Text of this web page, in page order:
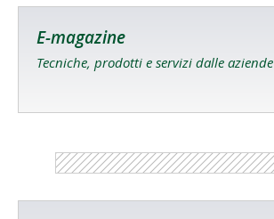
E-magazine
Tecniche, prodotti e servizi dalle aziende